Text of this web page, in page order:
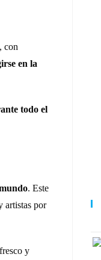
con
en la
todo el
. Este
artistas por
y